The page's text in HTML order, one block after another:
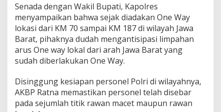
g
i
P
o
s
p
a
R
e
s
t
Senada dengan Wakil Bupati, Kapolres
menyampaikan bahwa sejak diadakan One Way
lokasi dari KM 70 sampai KM 187 di wilayah Jawa
Barat, pihaknya dudah mengantisipasi limpahan
arus One way lokal dari arah Jawa Barat yang
sudah diberlakukan One Way.
Disinggung kesiapan personel Polri di wilayahnya,
AKBP Ratna memastikan personel telah disebar
pada sejumlah titik rawan macet maupun rawan